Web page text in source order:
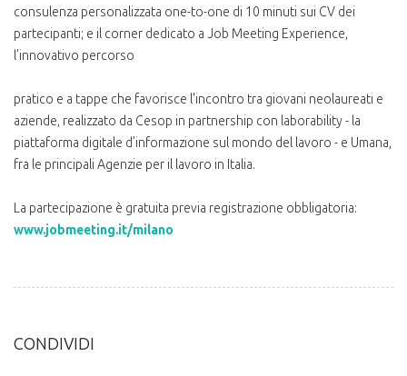
consulenza personalizzata one-to-one di 10 minuti sui CV dei
partecipanti; e il corner dedicato a Job Meeting Experience,
l’innovativo percorso
pratico e a tappe che favorisce l'incontro tra giovani neolaureati e
aziende, realizzato da Cesop in partnership con laborability - la
piattaforma digitale d’informazione sul mondo del lavoro - e Umana,
fra le principali Agenzie per il lavoro in Italia.
La partecipazione è gratuita previa registrazione obbligatoria:
www.jobmeeting.it/milano
CONDIVIDI